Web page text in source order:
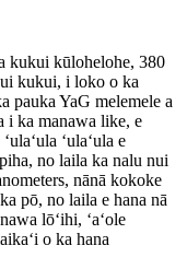
kukui kūlohelohe, 380
kukui, i loko o ka
pauka YaG melemele a
i ka manawa like, e
ʻulaʻula e
no laila ka nalu nui
nānā kokoke
pō, no laila e hana nā
lōʻihi, ʻaʻole
o ka hana